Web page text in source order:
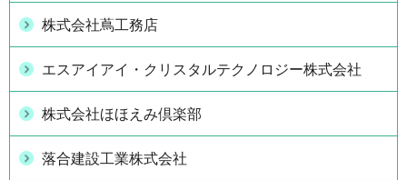
株式会社蔦工務店
エスアイアイ・クリスタルテクノロジー株式会社
株式会社ほほえみ倶楽部
落合建設工業株式会社